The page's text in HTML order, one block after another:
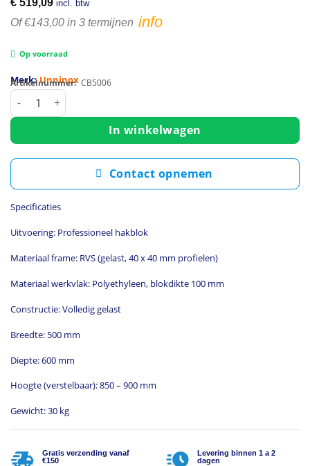
incl. btw
Of €143,00 in 3 termijnen info
Op voorraad
Merk: Unninox
Artikelnummer: CB5006
Hakblok | RVS/Polyethyleen | Blokdikte 100mm | Gelast |
In winkelwagen
Contact opnemen
Specificaties
Uitvoering: Professioneel hakblok
Materiaal frame: RVS (gelast, 40 x 40 mm profielen)
Materiaal werkvlak: Polyethyleen, blokdikte 100 mm
Constructie: Volledig gelast
Breedte: 500 mm
Diepte: 600 mm
Hoogte (verstelbaar): 850 – 900 mm
Gewicht: 30 kg
Gratis verzending vanaf
€150
Levering binnen 1 a 2
dagen